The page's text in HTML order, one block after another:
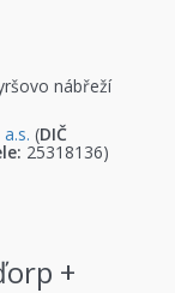
nábřeží
(DIČ
25318136)
+